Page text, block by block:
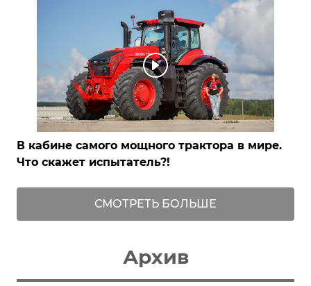
В кабине самого мощного трактора в мире.
Что скажет испытатель?!
СМОТРЕТЬ БОЛЬШЕ
Архив